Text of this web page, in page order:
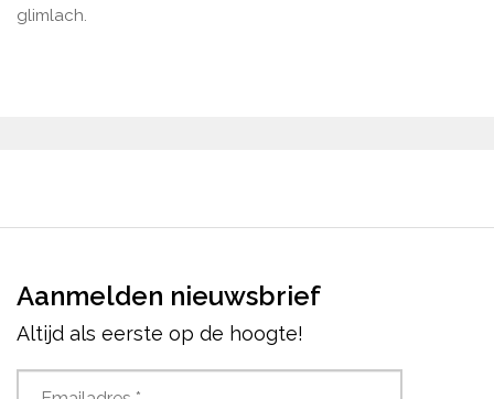
glimlach.
Aanmelden nieuwsbrief
Altijd als eerste op de hoogte!